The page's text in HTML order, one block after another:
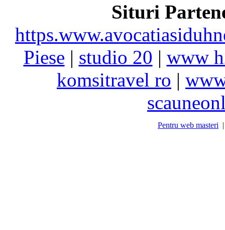
Situri
Piese | studio 20 | www
komsitravel ro |
Pentru web masteri